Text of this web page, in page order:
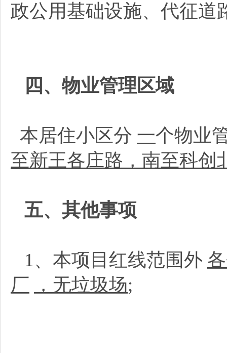
政公用基础设施、代征道
四、物业管理区域
本居住小区分 一个物业
至新王各庄路，南至科
五、其他事项
1、本项目红线范围外
厂
，无垃圾场;